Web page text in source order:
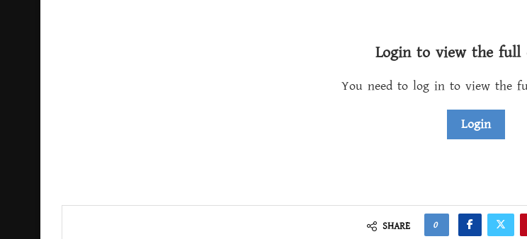
Login to view the full
You need to log in to view the
Login
SHARE 0